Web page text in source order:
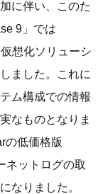
に伴い、このた
9」では
想化ソリューシ
ました。これに
ム構成での情報
なものとなりま
の低価格版
ネットログの取
なりました。